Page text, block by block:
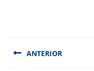
de
ANTERIOR